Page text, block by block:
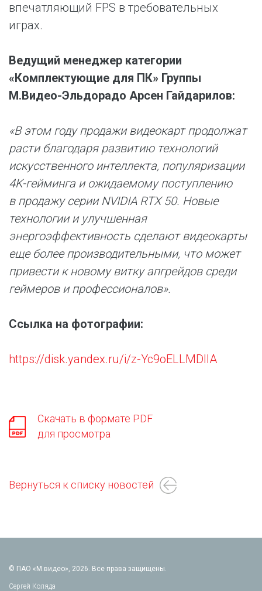
впечатляющий FPS в требовательных
играх.
Ведущий менеджер категории
«Комплектующие для ПК» Группы
М.Видео-Эльдорадо Арсен Гайдарилов:
«В этом году продажи видеокарт продолжат
расти благодаря развитию технологий
искусственного интеллекта, популяризации
4K-гейминга и ожидаемому поступлению
в продажу серии NVIDIA RTX 50. Новые
технологии и улучшенная
энергоэффективность сделают видеокарты
еще более производительными, что может
привести к новому витку апгрейдов среди
геймеров и профессионалов».
Ссылка на фотографии:
https://disk.yandex.ru/i/z-Yc9oELLMDIIA
Скачать в формате PDF
для просмотра
Вернуться к списку новостей
© ПАО «М.видео», 2026. Все права защищены.
Сергей Коляда